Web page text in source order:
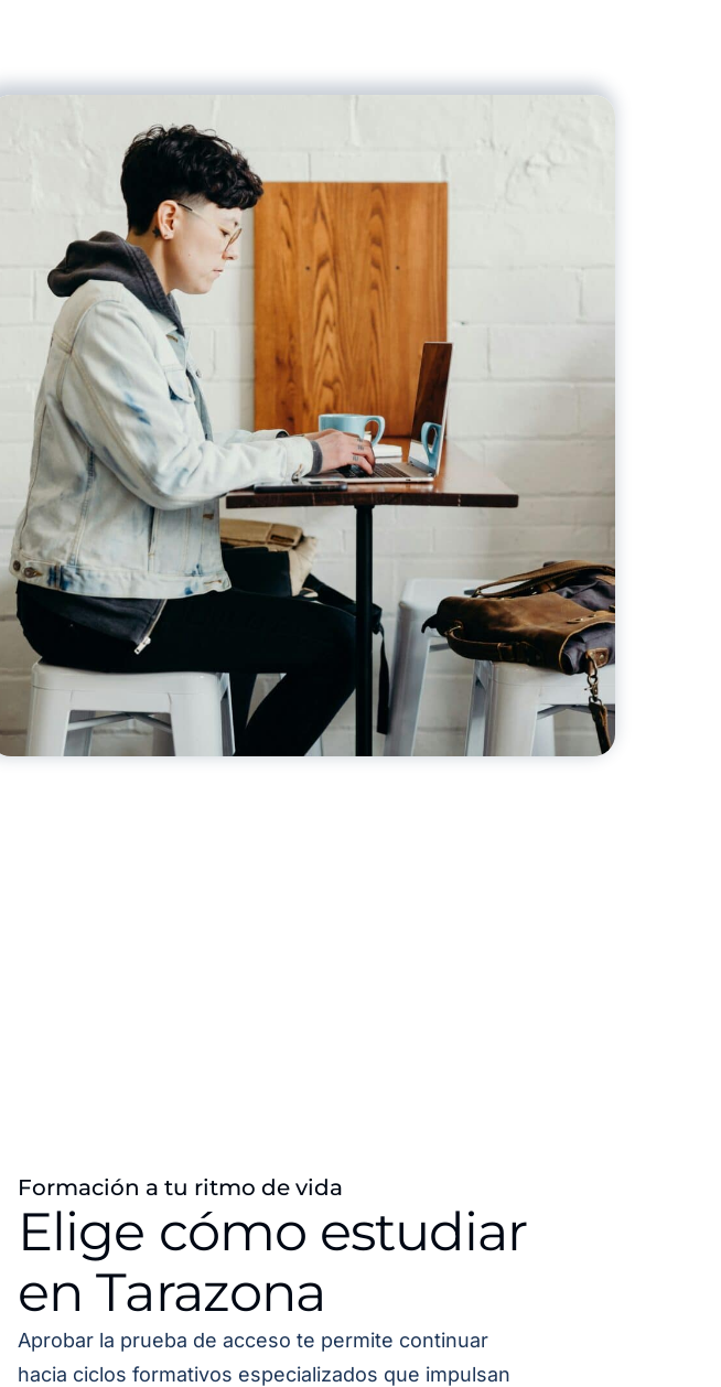
Formación a tu ritmo de vida
Elige cómo estudiar
en Tarazona
Aprobar la prueba de acceso te permite continuar
hacia ciclos formativos especializados que impulsan